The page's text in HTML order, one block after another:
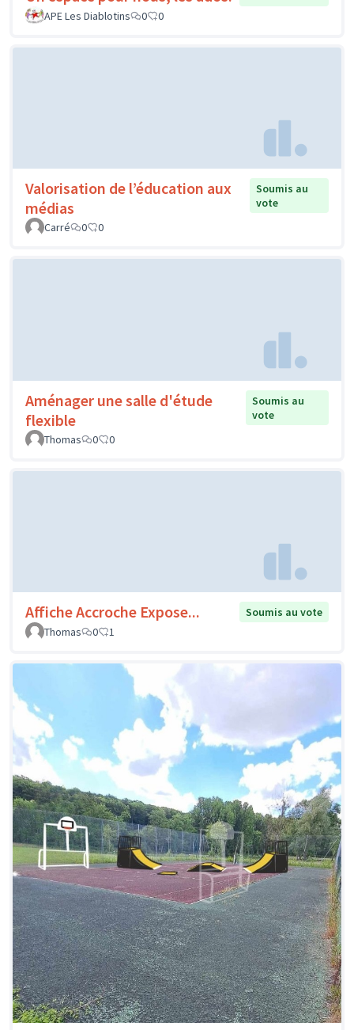
APE Les Diablotins
0 0
Valorisation de l’éducation aux
médias
Soumis au
vote
Carré
0 0
Aménager une salle d'étude
flexible
Soumis au
vote
Thomas
0 0
Affiche Accroche Expose...
Soumis au vote
Thomas
0 1